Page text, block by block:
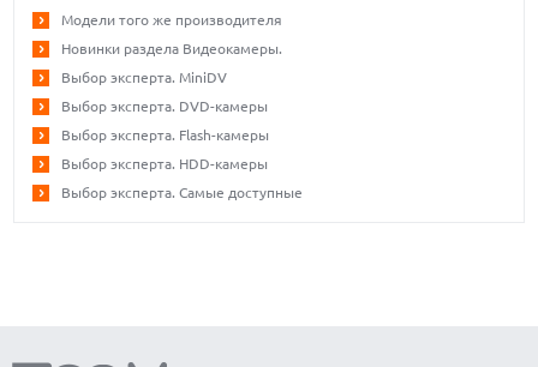
Модели того же производителя
Новинки раздела Видеокамеры.
Выбор эксперта. MiniDV
Выбор эксперта. DVD-камеры
Выбор эксперта. Flash-камеры
Выбор эксперта. HDD-камеры
Выбор эксперта. Самые доступные